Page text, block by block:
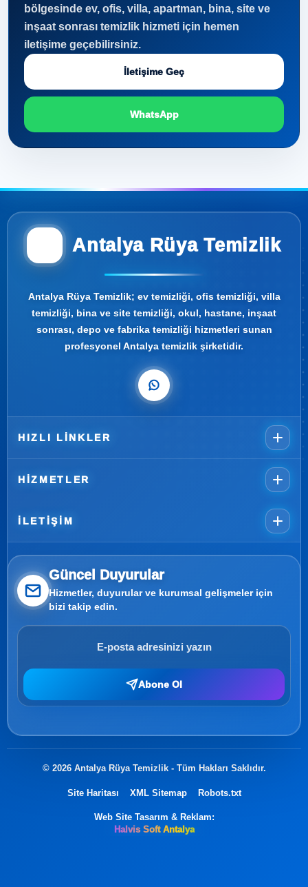
bölgesinde ev, ofis, villa, apartman, bina, site ve
inşaat sonrası temizlik hizmeti için hemen
iletişime geçebilirsiniz.
İletişime Geç
WhatsApp
Antalya Rüya Temizlik
Antalya Rüya Temizlik; ev temizliği, ofis temizliği, villa
temizliği, bina ve site temizliği, okul, hastane, inşaat
sonrası, depo ve fabrika temizliği hizmetleri sunan
profesyonel Antalya temizlik şirketidir.
HIZLI LINKLER
HIZMETLER
İLETIŞIM
Güncel Duyurular
Hizmetler, duyurular ve kurumsal gelişmeler için
bizi takip edin.
Abone Ol
© 2026 Antalya Rüya Temizlik - Tüm Hakları Saklıdır.
Site Haritası XML Sitemap Robots.txt
Web Site Tasarım & Reklam:
Halvis Soft Antalya